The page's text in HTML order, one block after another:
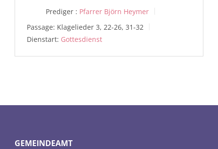
Prediger : Pfarrer Björn Heymer
Passage: Klagelieder 3, 22-26, 31-32
Dienstart: Gottesdienst
GEMEINDEAMT